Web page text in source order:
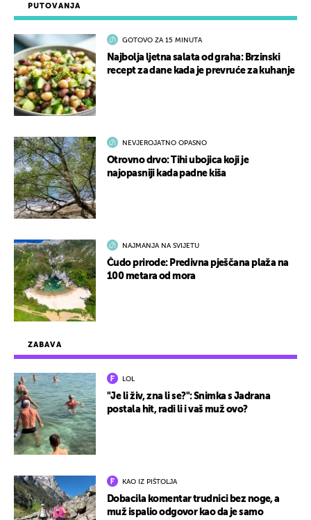
ZABAVA
LOL
"Je li živ, zna li se?": Snimka s Jadrana
postala hit, radi li i vaš muž ovo?
KAO IZ PIŠTOLJA
Dobacila komentar trudnici bez noge, a
muž ispalio odgovor kao da je samo
PUTOVANJA
GOTOVO ZA 15 MINUTA
Najbolja ljetna salata od graha: Brzinski
recept za dane kada je prevruće za kuhanje
NEVJEROJATNO OPASNO
Otrovno drvo: Tihi ubojica koji je
najopasniji kada padne kiša
NAJMANJA NA SVIJETU
Čudo prirode: Predivna pješčana plaža na
100 metara od mora